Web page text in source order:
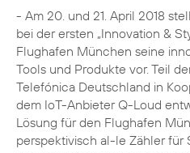
- Am 20. und 21. April 2018
bei der ersten „Innovation &
Flughafen München seine
Tools und Produkte vor. Teil
Telefónica Deutschland in
dem IoT-Anbieter Q-Loud
Lösung für den Flughafen
perspektivisch al-le Zähler für